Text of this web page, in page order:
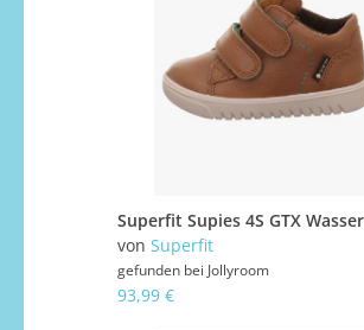
von Superfit
gefunden bei Jollyroom
93,99 €